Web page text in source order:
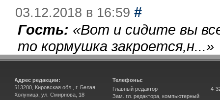
03.12.2018 в 16:59 #
Гость: «Вот и сидите вы
то кормушка закроется,н...»
Адрес редакции:
613200, Кировская обл., г. Белая
Холуница, ул. Смирнова, 18
Телефоны:
Главный редактор
Зам. гл. редактора, компьютерный
4-